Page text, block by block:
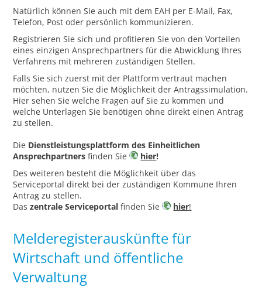
Natürlich können Sie auch mit dem EAH per E-Mail, Fax,
Telefon, Post oder persönlich kommunizieren.
Registrieren Sie sich und profitieren Sie von den Vorteilen
eines einzigen Ansprechpartners für die Abwicklung Ihres
Verfahrens mit mehreren zuständigen Stellen.
Falls Sie sich zuerst mit der Plattform vertraut machen
möchten, nutzen Sie die Möglichkeit der Antragssimulation.
Hier sehen Sie welche Fragen auf Sie zu kommen und
welche Unterlagen Sie benötigen ohne direkt einen Antrag
zu stellen.
Die Dienstleistungsplattform des Einheitlichen
Ansprechpartners finden Sie hier!
Des weiteren besteht die Möglichkeit über das
Serviceportal direkt bei der zuständigen Kommune Ihren
Antrag zu stellen.
Daszentrale Serviceportal finden Sie hier!
Melderegisterauskünfte für
Wirtschaft und öffentliche
Verwaltung